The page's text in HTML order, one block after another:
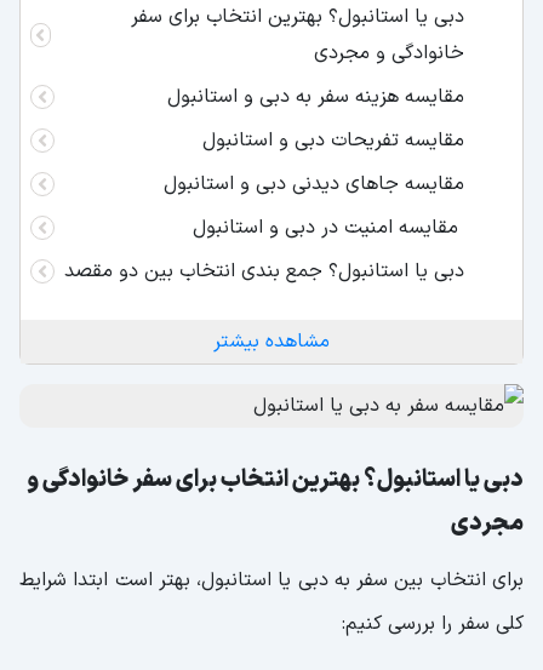
دبی یا استانبول؟ بهترین انتخاب برای سفر
خانوادگی و مجردی
مقایسه هزینه سفر به دبی و استانبول
مقایسه تفریحات دبی و استانبول
مقایسه جاهای دیدنی دبی و استانبول
مقایسه امنیت در دبی و استانبول
دبی یا استانبول؟ جمع بندی انتخاب بین دو مقصد
مشاهده بیشتر
دبی یا استانبول؟ بهترین انتخاب برای سفر خانوادگی و
مجردی
برای انتخاب بین سفر به دبی یا استانبول، بهتر است ابتدا شرایط
کلی سفر را بررسی کنیم: